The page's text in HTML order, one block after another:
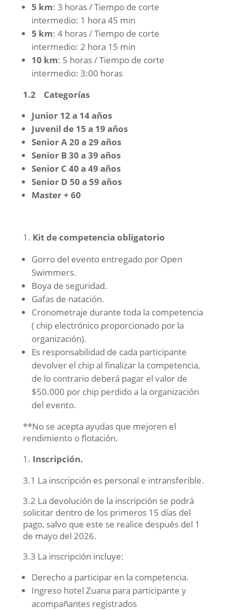
5 km: 3 horas / Tiempo de corte
intermedio: 1 hora 45 min
5 km: 4 horas / Tiempo de corte
intermedio: 2 hora 15 min
10 km: 5 horas / Tiempo de corte
intermedio: 3:00 horas
1.2 Categorías
Junior 12 a 14 años
Juvenil de 15 a 19 años
Senior A 20 a 29 años
Senior B 30 a 39 años
Senior C 40 a 49 años
Senior D 50 a 59 años
Master + 60
Kit de competencia obligatorio
Gorro del evento entregado por Open
Swimmers.
Boya de seguridad.
Gafas de natación.
Cronometraje durante toda la competencia
( chip electrónico proporcionado por la
organización).
Es responsabilidad de cada participante
devolver el chip al finalizar la competencia,
de lo contrario deberá pagar el valor de
$50.000 por chip perdido a la organización
del evento.
**No se acepta ayudas que mejoren el
rendimiento o flotación.
Inscripción.
3.1 La inscripción es personal e intransferible.
3.2 La devolución de la inscripción se podrá
solicitar dentro de los primeros 15 días del
pago, salvo que este se realice después del 1
de mayo del 2026.
3.3 La inscripción incluye:
Derecho a participar en la competencia.
Ingreso hotel Zuana para participante y
acompañantes registrados